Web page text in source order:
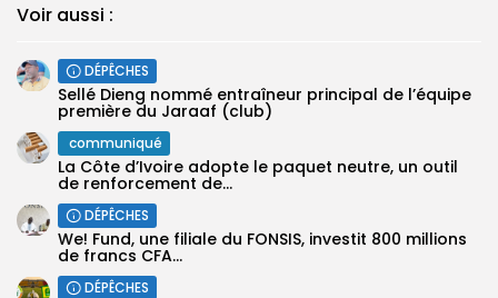
Voir aussi :
DÉPÊCHES
Sellé Dieng nommé entraîneur principal de l’équipe
première ‎du Jaraaf (club)
communiqué
La Côte d’Ivoire adopte le paquet neutre, un outil
de renforcement de...
DÉPÊCHES
We! Fund, une filiale du FONSIS, investit 800 millions
de francs CFA...
DÉPÊCHES